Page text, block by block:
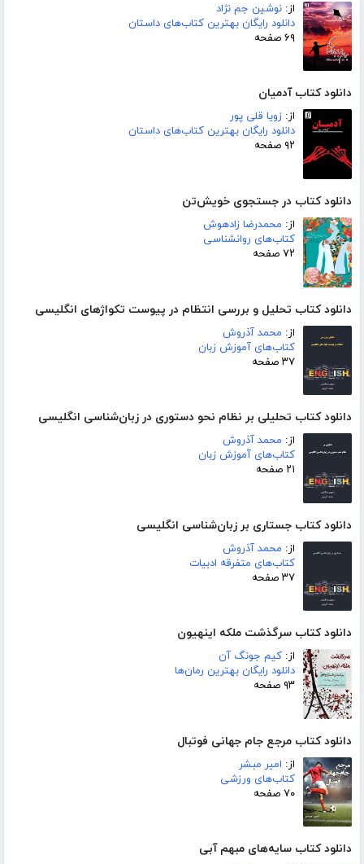
از: نوشین جم نژاد
دانلود رایگان بهترین کتاب‌های داستان
۶۹ صفحه
دانلود کتاب آدمیان
از: زویا قلی پور
دانلود رایگان بهترین کتاب‌های داستان
۹۲ صفحه
دانلود کتاب در جستجوی خویش‌تن
از: محمدرضا زادهوش
کتاب‌های روانشناسی
۷۲ صفحه
دانلود کتاب تحلیل و بررسی انتظام در پیوست تکواژهای انگلیسی
از: محمد آذروش
کتاب‌های آموزش زبان
۳۷ صفحه
دانلود کتاب تحلیلی بر نظام نحو دستوری در زبان‌شناسی انگلیسی
از: محمد آذروش
کتاب‌های آموزش زبان
۲۱ صفحه
دانلود کتاب جستاری بر زبان‌شناسی انگلیسی
از: محمد آذروش
کتاب‌های متفرقه ادبیات
۳۷ صفحه
دانلود کتاب سرگذشت ملکه اینهیون
از: کیم جونگ آن
دانلود رایگان بهترین رمان‌ها
۹۳ صفحه
دانلود کتاب مرجع جام جهانی فوتبال
از: امیر مبشر
کتاب‌های ورزشی
۷۰ صفحه
دانلود کتاب سایه‌های مبهم آبی